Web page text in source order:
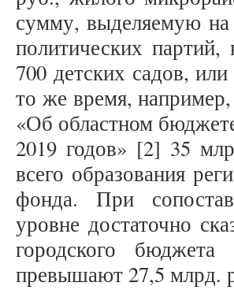
сумму, выделяемую на
политических
700 детских садов,
то же время,
«Об областном
2019 годов» [2] 35
всего образования
фонда. При
уровне достаточно
городского
превышают 27,5 млрд.